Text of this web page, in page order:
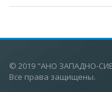
© 2019 "АНО ЗАПАДНО-
Все права защищены.